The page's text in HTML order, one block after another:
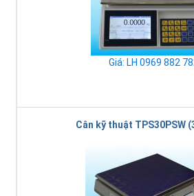
Giá: LH 0969 882
Cân kỹ thuật TPS30PSW